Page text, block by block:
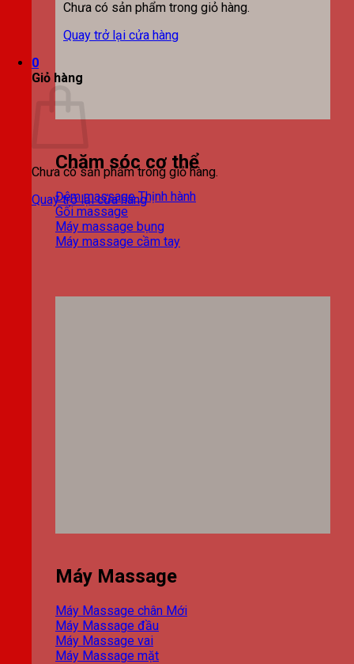
Chưa có sản phẩm trong giỏ hàng.
Quay trở lại cửa hàng
0
Giỏ hàng
Chưa có sản phẩm trong giỏ hàng.
Quay trở lại cửa hàng
Chăm sóc cơ thể
Đệm massage
Gối massage
Máy massage bụng
Máy massage cầm tay
Máy Massage
Máy Massage chân
Máy Massage đầu
Máy Massage vai
Máy Massage mặt